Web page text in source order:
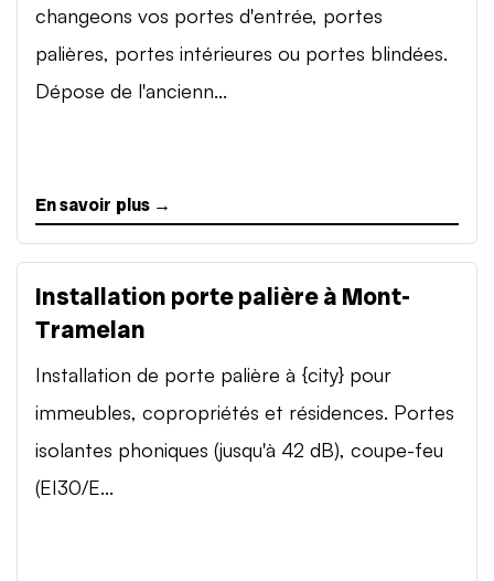
changeons vos portes d'entrée, portes
palières, portes intérieures ou portes blindées.
Dépose de l'ancienn...
En savoir plus →
Installation porte palière à Mont-
Tramelan
Installation de porte palière à {city} pour
immeubles, copropriétés et résidences. Portes
isolantes phoniques (jusqu'à 42 dB), coupe-feu
(EI30/E...